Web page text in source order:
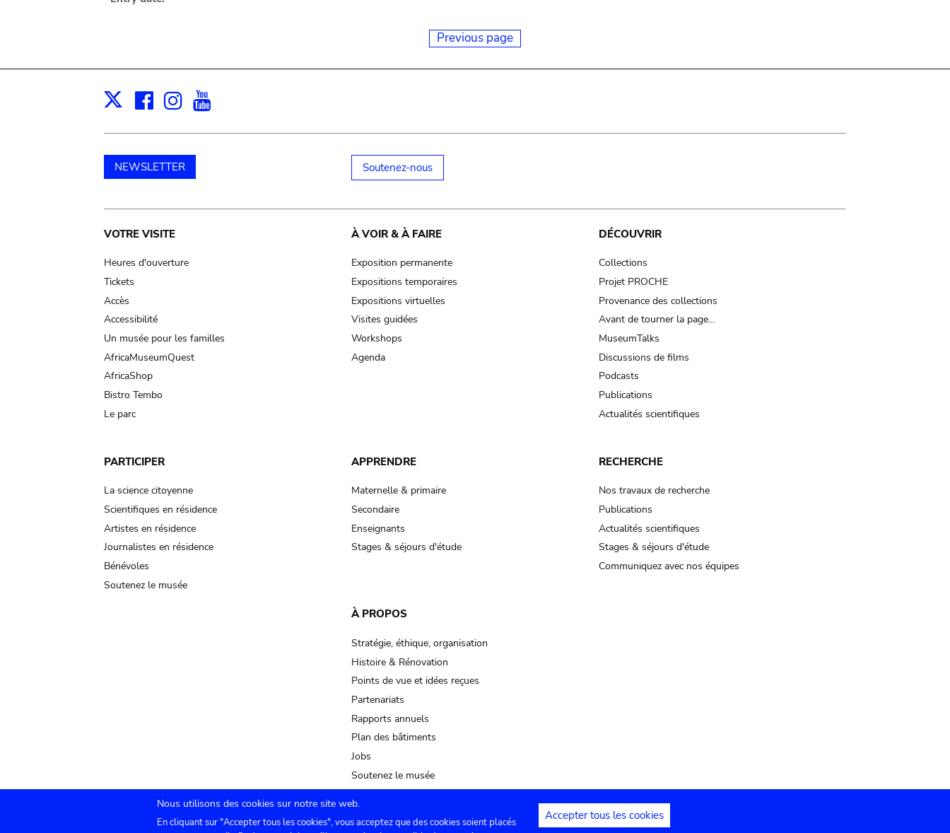
Previous page
X Facebook
Instagram
NEWSLETTER Soutenez-nous
Main
navigation
VOTRE VISITE
Heures d'ouverture
Tickets
Accès
Accessibilité
Un musée pour les familles
AfricaMuseumQuest
AfricaShop
Bistro Tembo
Le parc
À VOIR & À FAIRE
Exposition permanente
Expositions temporaires
Expositions virtuelles
Visites guidées
Workshops
Agenda
DÉCOUVRIR
Collections
Projet PROCHE
Provenance des collections
Avant de tourner la page…
MuseumTalks
Discussions de films
Podcasts
Publications
Actualités scientifiques
PARTICIPER
La science citoyenne
Scientifiques en résidence
Artistes en résidence
Journalistes en résidence
Bénévoles
Soutenez le musée
APPRENDRE
Maternelle & primaire
Secondaire
Enseignants
Stages & séjours d'étude
RECHERCHE
Nos travaux de recherche
Publications
Actualités scientifiques
Stages & séjours d'étude
Communiquez avec nos équipes
À PROPOS
Stratégie, éthique, organisation
Histoire & Rénovation
Points de vue et idées reçues
Partenariats
Rapports annuels
Plan des bâtiments
Jobs
Soutenez le musée
Nous utilisons des cookies sur notre site web.
En cliquant sur "Accepter tous les cookies", vous acceptez que des cookies soient placés
Accepter tous les cookies